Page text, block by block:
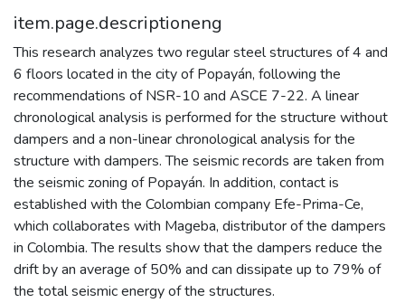
item.page.descriptioneng
This research analyzes two regular steel structures of 4 and
6 floors located in the city of Popayán, following the
recommendations of NSR-10 and ASCE 7-22. A linear
chronological analysis is performed for the structure without
dampers and a non-linear chronological analysis for the
structure with dampers. The seismic records are taken from
the seismic zoning of Popayán. In addition, contact is
established with the Colombian company Efe-Prima-Ce,
which collaborates with Mageba, distributor of the dampers
in Colombia. The results show that the dampers reduce the
drift by an average of 50% and can dissipate up to 79% of
the total seismic energy of the structures.